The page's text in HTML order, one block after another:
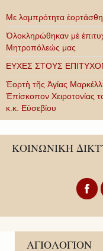
Με λαμπρότητα
Ὁλοκληρώθηκαν μὲ
Μητροπόλεώς μας
ΕΥΧΕΣ ΣΤΟΥΣ
Ἑορτὴ τῆς Ἁγίας
Ἐπίσκοπον Χειροτονίας
κ.κ. Εὐσεβίου
ΚΟΙΝΩΝΙΚΗ
ΑΓΙΟΛΟΓΙΟΝ